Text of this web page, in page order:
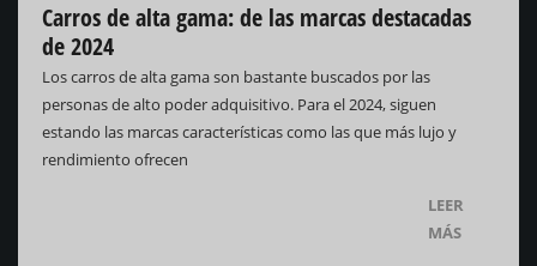
Carros de alta gama: de las marcas destacadas
de 2024
Los carros de alta gama son bastante buscados por las
personas de alto poder adquisitivo. Para el 2024, siguen
estando las marcas características como las que más lujo y
rendimiento ofrecen
LEER
MÁS